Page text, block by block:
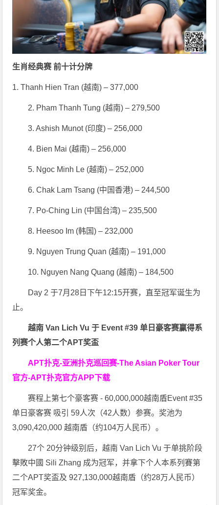
生肖经典赛 前十计分牌
1. Thanh Hien Tran (越南) – 377,000
2. Pham Thanh Tung (越南) – 279,500
3. Ashish Munot (印度) – 256,000
4. Bien Mai (越南) – 256,000
5. Ngoc Minh Le (越南) – 252,000
6. Chak Lam Tsang (中国香港) – 244,500
7. Po-Ching Lin (中国台湾) – 235,500
8. Heesoo Im (韩国) – 232,000
9. Nguyen Trung Quan (越南) – 191,000
10. Nguyen Nang Quang (越南) – 184,500
Day 2 于7月28日下午12:15开赛，直至冠军诞生为
止。
越南 Van Lich Vu 于 Event #39 单日豪客赛赢得系
列赛个人第二个APT奖盃
APT扑克-亚洲扑克巡回赛-The Asian Poker Tour
官方-APT扑克官方APP下载
赛程上第七个豪客赛 - 60,000,000越南盾Event #35
单日豪客赛 吸引 59人次（42人数）参赛。奖池为
3,090,420,000 越南盾（约104万人民币）。
27个 20分钟级别后，越南 Van Lich Vu 于单挑阶段
擊敗中國 Sili Zhang 成为冠军，并拿下个人本系列賽第
二个APT奖盃及 927,130,000越南盾（约28万人民币）
冠军奖金。